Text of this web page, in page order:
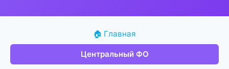
🏠 Главная
Центральный ФО